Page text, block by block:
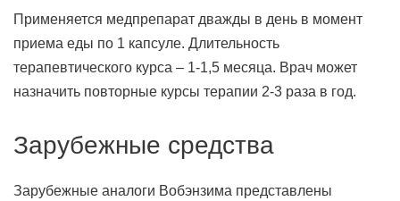
Применяется медпрепарат дважды в день в момент
приема еды по 1 капсуле. Длительность
терапевтического курса – 1-1,5 месяца. Врач может
назначить повторные курсы терапии 2-3 раза в год.
Зарубежные средства
Зарубежные аналоги Вобэнзима представлены